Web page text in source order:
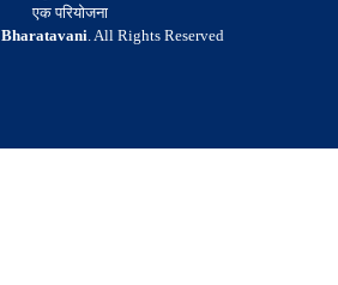
एक परियोजना
Bharatavani. All Rights Reserved